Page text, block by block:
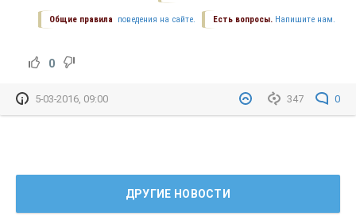
Есть вопросы. Напишите нам.
Общие правила поведения на сайте.
0
347 0
5-03-2016, 09:00
ДРУГИЕ НОВОСТИ